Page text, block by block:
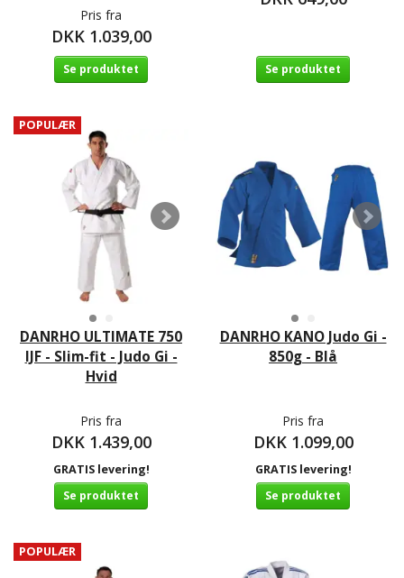
Pris fra
DKK 1.039,00
Se produktet Se produktet
POPULÆR
DANRHO ULTIMATE 750
IJF - Slim-fit - Judo Gi -
Hvid
Pris fra
DKK 1.439,00
GRATIS levering!
Se produktet
DANRHO KANO Judo Gi -
850g - Blå
Pris fra
DKK 1.099,00
GRATIS levering!
Se produktet
POPULÆR